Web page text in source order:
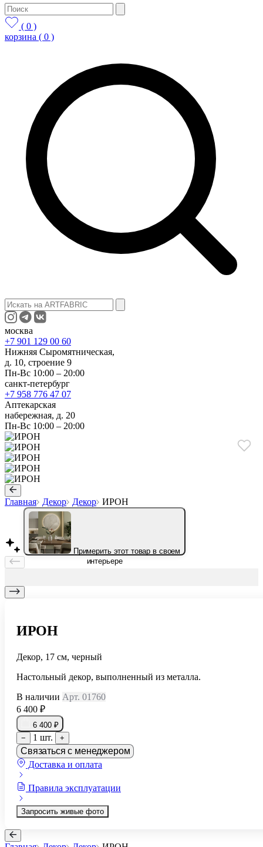
( 0 )
корзина ( 0 )
москва
+7 901 129 00 60
Нижняя Сыромятническая,
д. 10, строение 9
Пн-Вс 10:00 – 20:00
санкт-петербург
+7 958 776 47 07
Аптекарская
набережная, д. 20
Пн-Вс 10:00 – 20:00
Главная Декор Декор ИРОН
Примерить этот товар в своем
интерьере
ИРОН
Декор, 17 см, черный
Настольный декор, выполненный из металла.
В наличии Арт. 01760
6 400 ₽
6 400 ₽
−
1 шт. +
Связаться с менеджером
Доставка и оплата
Правила эксплуатации
Запросить живые фото